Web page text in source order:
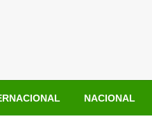
NACIONAL